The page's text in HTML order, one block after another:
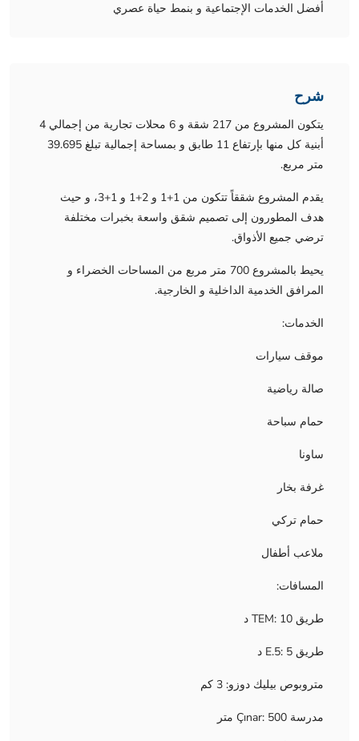
أفضل الخدمات الإجتماعية و بنمط حياة عصري
شرح
يتكون المشروع من 217 شقة و 6 محلات تجارية من إجمالي 4
أبنية كل منها بإرتفاع 11 طابق و بمساحة إجمالية تبلغ 39.695
متر مربع.
يقدم المشروع شققاً تتكون من 1+1 و 2+1 و 1+3، و حيث
هدف المطورون إلى تصميم شقق واسعة بخبرات مختلفة
ترضي جميع الأذواق.
يحيط بالمشروع 700 متر مربع من المساحات الخضراء و
المرافق الخدمية الداخلية و الخارجية.
الخدمات:
موقف سيارات
صالة رياضية
حمام سباحة
ساونا
غرفة بخار
حمام تركي
ملاعب أطفال
المسافات:
طريق TEM: 10 د
طريق E.5: 5 د
متروبوص بيليك دوزو: 3 كم
مدرسة Çınar: 500 متر